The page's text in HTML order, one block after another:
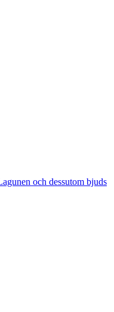
och dessutom bjuds